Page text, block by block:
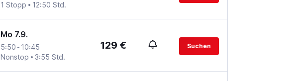
1 Stopp
12:50 Std.
Mo 7.9.
5:50 - 10:45
Nonstop
3:55 Std.
129 € Suchen